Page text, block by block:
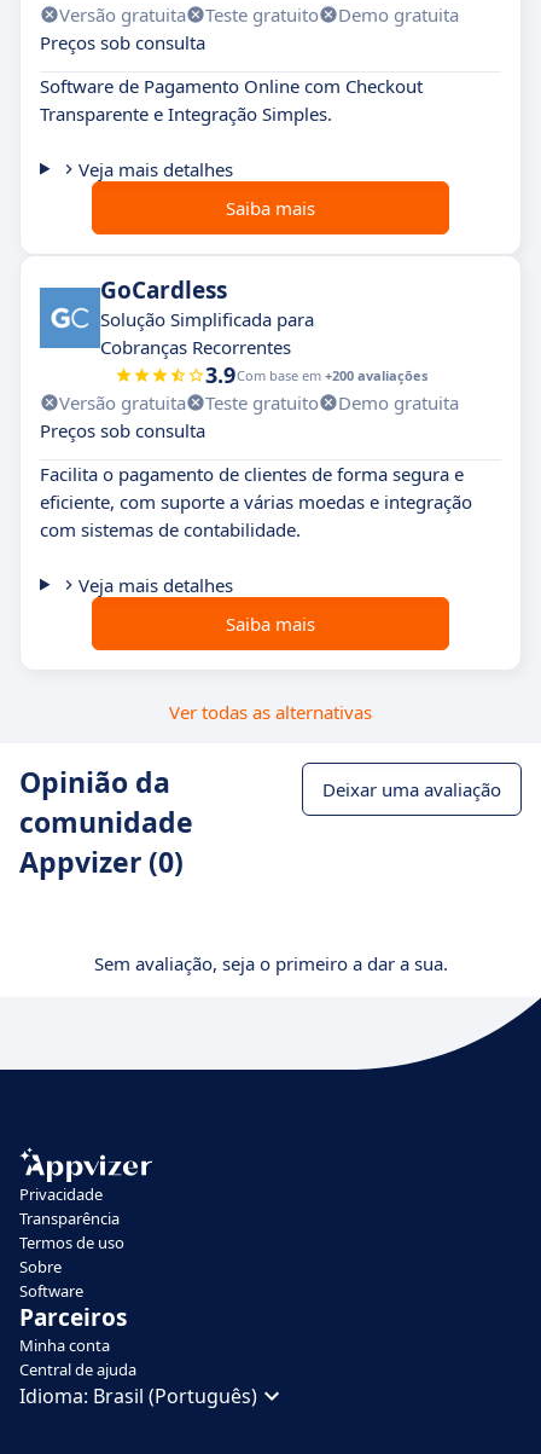
Versão gratuita Teste gratuito
Demo gratuita
Preços sob consulta
Software de Pagamento Online com Checkout
Transparente e Integração Simples.
Veja mais detalhes
Saiba mais
GoCardless
Solução Simplificada para
Cobranças Recorrentes
3.9Com base em +200 avaliações
Versão gratuita Teste gratuito
Demo gratuita
Preços sob consulta
Facilita o pagamento de clientes de forma segura e
eficiente, com suporte a várias moedas e integração
com sistemas de contabilidade.
Veja mais detalhes
Saiba mais
Ver todas as alternativas
Opinião da
comunidade
Appvizer (0)
Deixar uma avaliação
Sem avaliação, seja o primeiro a dar a sua.
Privacidade
Transparência
Termos de uso
Sobre
Software
Parceiros
Minha conta
Central de ajuda
Idioma: Brasil (Português)